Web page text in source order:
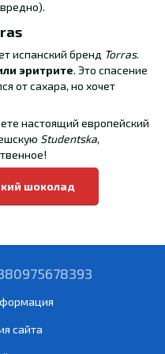
испанский бренд Torras.
эритрите. Это спасение
от сахара, но хочет
настоящий европейский
Studentska,
шоколад
сайта